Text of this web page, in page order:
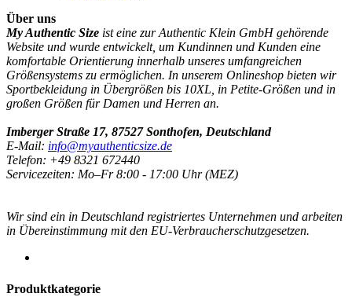
Über uns
My Authentic Size ist eine zur Authentic Klein GmbH gehörende
Website und wurde entwickelt, um Kundinnen und Kunden eine
komfortable Orientierung innerhalb unseres umfangreichen
Größensystems zu ermöglichen. In unserem Onlineshop bieten wir
Sportbekleidung in Übergrößen bis 10XL, in Petite-Größen und in
großen Größen für Damen und Herren an.
Imberger Straße 17, 87527 Sonthofen, Deutschland
E-Mail: info@myauthenticsize.de
Telefon: +49 8321 672440
Servicezeiten: Mo–Fr 8:00 - 17:00 Uhr (MEZ)
Wir sind ein in Deutschland registriertes Unternehmen und arbeiten
in Übereinstimmung mit den EU-Verbraucherschutzgesetzen.
Produktkategorie